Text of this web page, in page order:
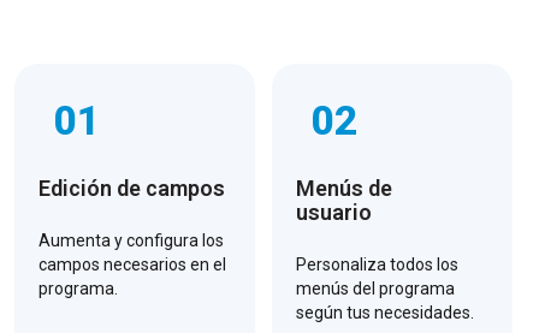
01
Edición de campos
Aumenta y configura los
campos necesarios en el
programa.
02
Menús de
usuario
Personaliza todos los
menús del programa
según tus necesidades.